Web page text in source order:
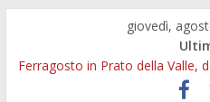
giovedì,
Ferragosto in Prato della Valle,